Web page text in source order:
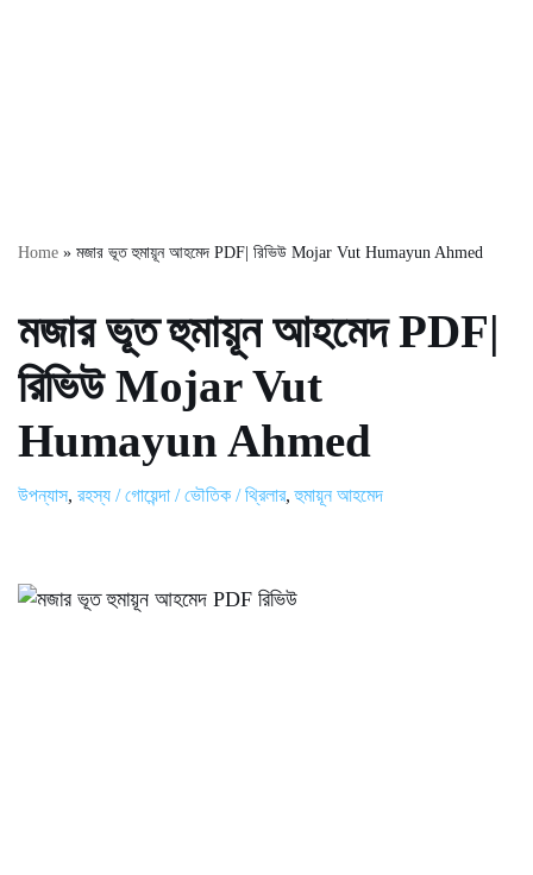
Home » মজার ভূত হুমায়ূন আহমেদ PDF| রিভিউ Mojar Vut Humayun Ahmed
মজার ভূত হুমায়ূন আহমেদ PDF|
রিভিউ Mojar Vut
Humayun Ahmed
উপন্যাস, রহস্য / গোয়েন্দা / ভৌতিক / থ্রিলার,হুমায়ূন আহমেদ